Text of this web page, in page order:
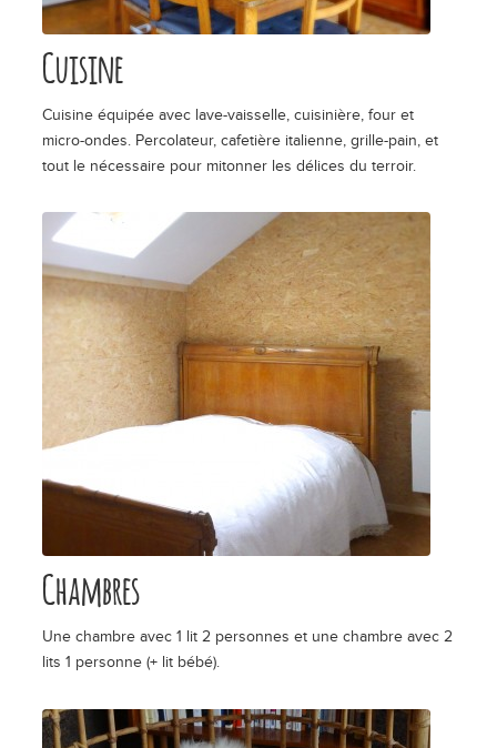
Cuisine
Cuisine équipée avec lave-vaisselle, cuisinière, four et
micro-ondes. Percolateur, cafetière italienne, grille-pain, et
tout le nécessaire pour mitonner les délices du terroir.
Chambres
Une chambre avec 1 lit 2 personnes et une chambre avec 2
lits 1 personne (+ lit bébé).